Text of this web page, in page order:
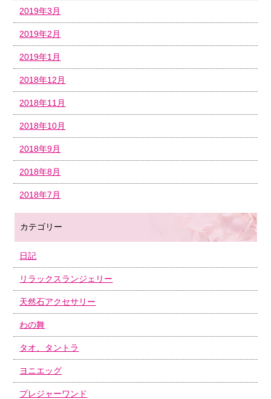
2019年3月
2019年2月
2019年1月
2018年12月
2018年11月
2018年10月
2018年9月
2018年8月
2018年7月
カテゴリー
日記
リラックスランジェリー
天然石アクセサリー
わの舞
タオ、タントラ
ヨニエッグ
プレジャーワンド